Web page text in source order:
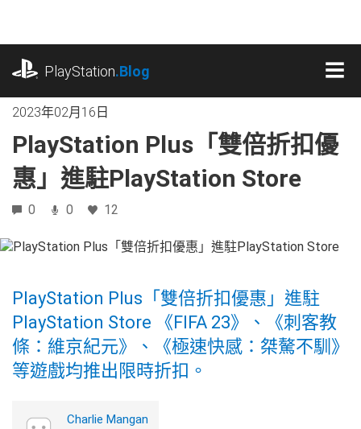
內
PlayStation.Blog
2023年02月16日
PlayStation Plus「雙倍折扣優
惠」進駐PlayStation Store
0 0 12
PlayStation Plus「雙倍折扣優惠」進駐
PlayStation Store 《FIFA 23》、《刺客教
條：維京紀元》、《極速快感：桀驁不馴》
等遊戲均推出限時折扣。
Charlie Mangan